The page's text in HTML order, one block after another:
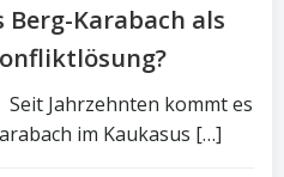
Berg-Karabach als
Seit Jahrzehnten kommt es
im Kaukasus […]